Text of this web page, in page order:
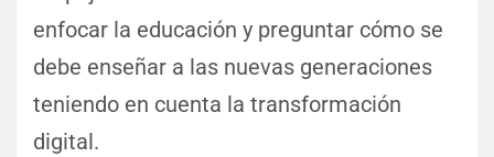
enfocar la educación y preguntar cómo se
debe enseñar a las nuevas generaciones
teniendo en cuenta la transformación
digital.